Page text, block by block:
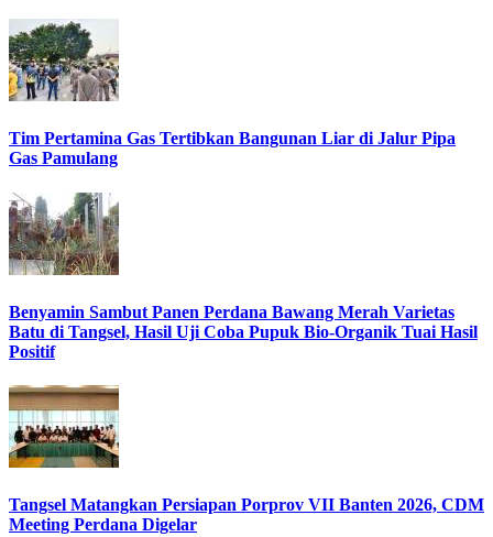
Tim Pertamina Gas Tertibkan Bangunan Liar di Jalur Pipa
Gas Pamulang
Benyamin Sambut Panen Perdana Bawang Merah Varietas
Batu di Tangsel, Hasil Uji Coba Pupuk Bio-Organik Tuai Hasil
Positif
Tangsel Matangkan Persiapan Porprov VII Banten 2026, CDM
Meeting Perdana Digelar